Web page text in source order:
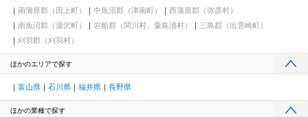
南蒲原郡（田上町）
中魚沼郡（津南町）
西蒲原郡（弥彦村）
南魚沼郡（湯沢町）
岩船郡（関川村、粟島浦村）
三島郡（出雲崎町）
刈羽郡（刈羽村）
ほかのエリアで探す
富山県 石川県 福井県 長野県
ほかの業種で探す